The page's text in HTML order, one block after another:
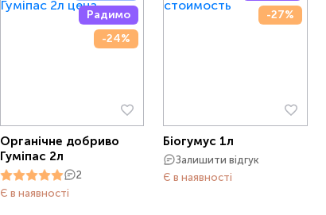
Радимо
-24%
Органічне добриво
Гуміпас 2л
2
Є в наявності
-27%
Біогумус 1л
Залишити відгук
Є в наявності